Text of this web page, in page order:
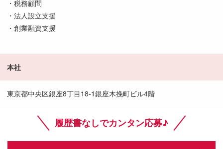
・税務顧問
・法人設立支援
・創業融資支援
本社
東京都中央区銀座8丁目18-1銀座木挽町ビル4階
履歴書なしでカンタン応募♪